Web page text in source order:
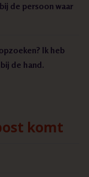
de persoon waar
Ik heb
de hand.
komt